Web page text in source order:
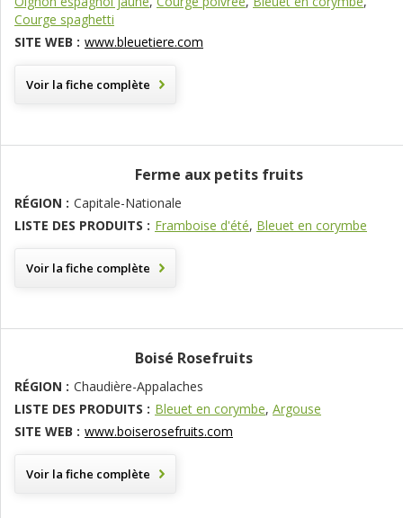
Courge spaghetti
SITE WEB : www.bleuetiere.com
Voir la fiche complète
Ferme aux petits fruits
RÉGION : Capitale-Nationale
LISTE DES PRODUITS : Framboise d'été, Bleuet en corymbe
Voir la fiche complète
Boisé Rosefruits
RÉGION : Chaudière-Appalaches
LISTE DES PRODUITS : Bleuet en corymbe, Argouse
SITE WEB : www.boiserosefruits.com
Voir la fiche complète